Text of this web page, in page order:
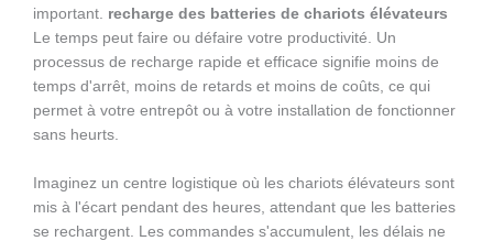
important. recharge des batteries de chariots élévateurs
Le temps peut faire ou défaire votre productivité. Un
processus de recharge rapide et efficace signifie moins de
temps d'arrêt, moins de retards et moins de coûts, ce qui
permet à votre entrepôt ou à votre installation de fonctionner
sans heurts.
Imaginez un centre logistique où les chariots élévateurs sont
mis à l'écart pendant des heures, attendant que les batteries
se rechargent. Les commandes s'accumulent, les délais ne